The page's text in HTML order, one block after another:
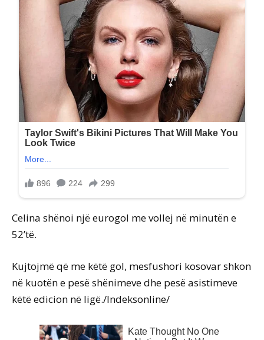
Celina shënoi një eurogol me vollej në minutën e
52’të.
Kujtojmë që me këtë gol, mesfushori kosovar shkon
në kuotën e pesë shënimeve dhe pesë asistimeve
këtë edicion në ligë./Indeksonline/